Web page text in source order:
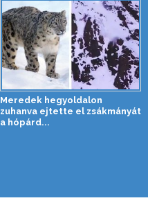
Meredek hegyoldalon
zuhanva ejtette el zsákmányát
a hópárd...